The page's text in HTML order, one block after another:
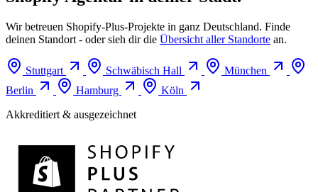
Wir betreuen Shopify-Plus-Projekte in ganz Deutschland. Finde
deinen Standort - oder sieh dir die Übersicht aller Standorte an.
Stuttgart Schwäbisch Hall
München
Berlin
Hamburg
Köln
Akkreditiert & ausgezeichnet